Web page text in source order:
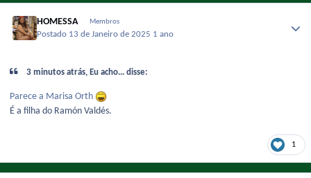
HOMESSA Membros
Postado 13 de Janeiro de 2025 1 ano
3 minutos atrás, Eu acho... disse:
Parece a Marisa Orth
É a filha do Ramón Valdés.
1